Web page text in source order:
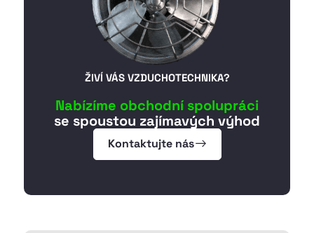
ŽIVÍ VÁS VZDUCHOTECHNIKA?
Nabízíme obchodní spolupráci
se spoustou zajímavých výhod
Kontaktujte nás